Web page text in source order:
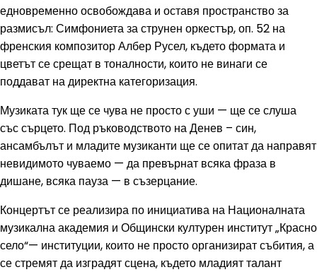
едновременно освобождава и оставя пространство за
размисъл: Симфониета за струнен оркестър, оп. 52 на
френския композитор Албер Русел, където формата и
цветът се срещат в тоналности, които не винаги се
поддават на директна категоризация.
Музиката тук ще се чува не просто с уши — ще се слуша
със сърцето. Под ръководството на Денев – син,
ансамбълът и младите музиканти ще се опитат да направят
невидимото чуваемо — да превърнат всяка фраза в
дишане, всяка пауза — в съзерцание.
Концертът се реализира по инициатива на Националната
музикална академия и Общински културен институт „Красно
село“— институции, които не просто организират събития, а
се стремят да изградят сцена, където младият талант